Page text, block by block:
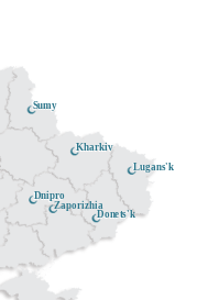
Dnipro
Donets'k
Lugans'k
Sumy
Zaporizhia
Kharkiv